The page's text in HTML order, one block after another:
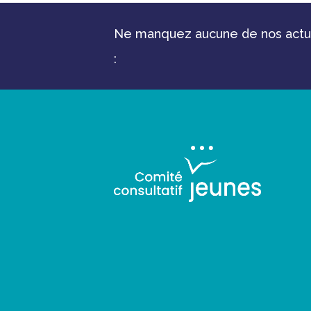
Ne manquez aucune de nos
: